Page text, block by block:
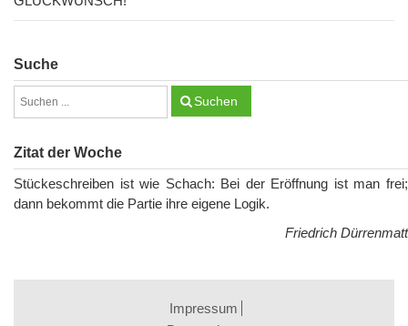
Suche
Suchen
Zitat der Woche
Stückeschreiben ist wie Schach: Bei der Eröffnung ist man frei;
dann bekommt die Partie ihre eigene Logik.
Friedrich Dürrenmatt
Impressum